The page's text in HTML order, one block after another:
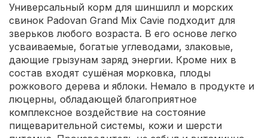
Универсальный корм для шиншилл и морских
свинок Padovan Grand Mix Сavie подходит для
зверьков любого возраста. В его основе легко
усваиваемые, богатые углеводами, злаковые,
дающие грызунам заряд энергии. Кроме них в
состав входят сушёная морковка, плоды
рожкового дерева и яблоки. Немало в продукте и
люцерны, обладающей благоприятное
комплексное воздействие на состояние
пищеварительной системы, кожи и шерсти